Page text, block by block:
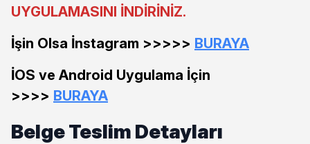
UYGULAMASINI İNDİRİNİZ.
İşin Olsa İnstagram >>>>> BURAYA
İOS ve Android Uygulama İçin
>>>> BURAYA
Belge Teslim Detayları